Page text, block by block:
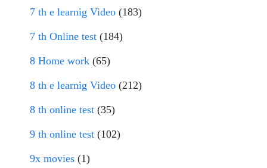
7 th e learnig Video (183)
7 th Online test (184)
8 Home work (65)
8 th e learnig Video (212)
8 th online test (35)
9 th online test (102)
9x movies (1)